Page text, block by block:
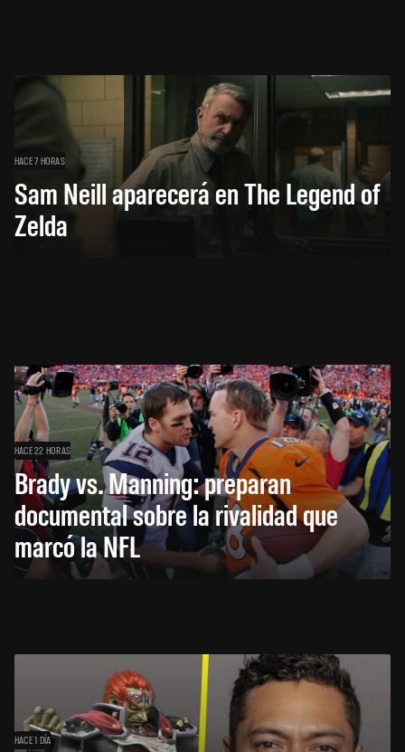
HACE 7 HORAS
Sam Neill aparecerá en The Legend of
Zelda
HACE 22 HORAS
Brady vs. Manning: preparan
documental sobre la rivalidad que
marcó la NFL
HACE 1 DÍA